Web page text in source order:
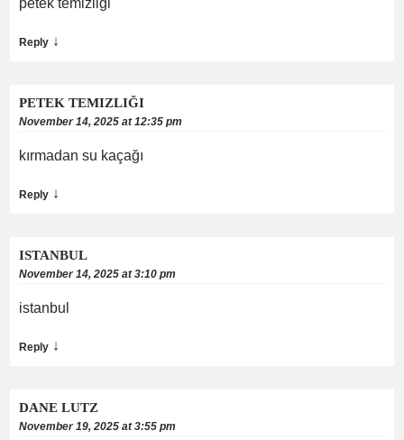
Reply ↓
PETEK TEMIZLIĞI
November 14, 2025 at 12:35 pm
kırmadan su kaçağı
Reply ↓
ISTANBUL
November 14, 2025 at 3:10 pm
istanbul
Reply ↓
DANE LUTZ
November 19, 2025 at 3:55 pm